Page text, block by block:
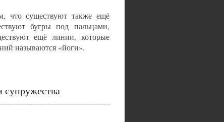
что существуют также ещё
бугры под пальцами,
ещё линии, которые
называются «йоги».
супружества